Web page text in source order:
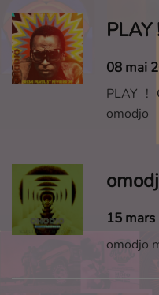
08 mai
PLAY !
omodjo
15
omodjo